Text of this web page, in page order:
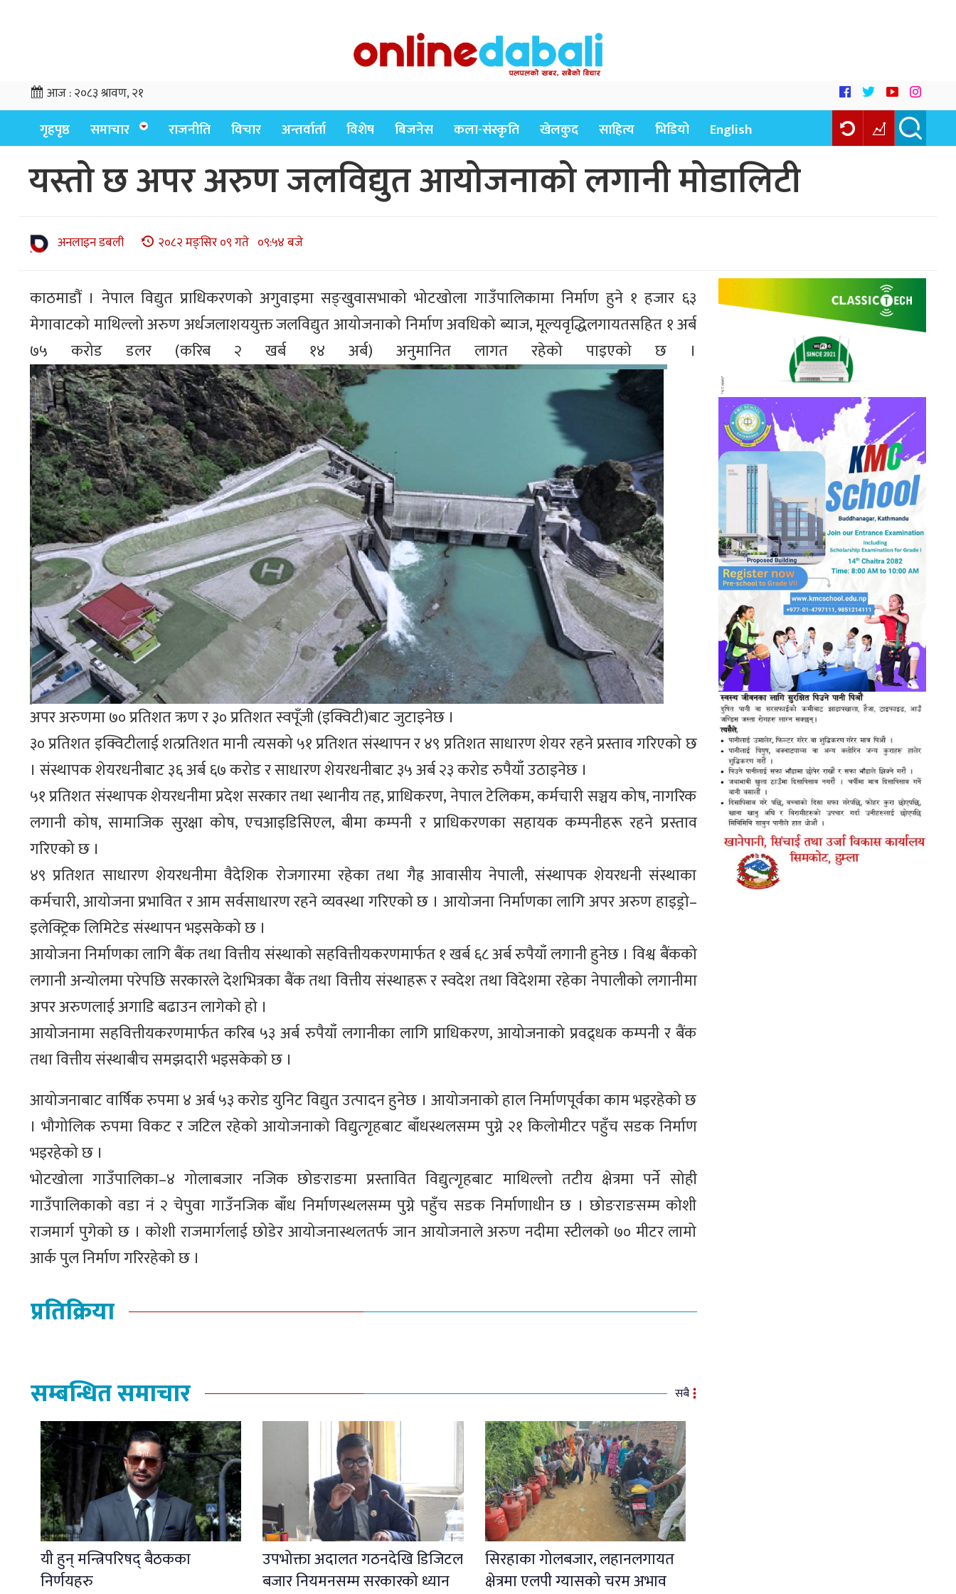
आज :२०८३ श्रावण, २१
गृहपृष्ठ समाचार राजनीति विचार अन्तर्वार्ता विशेष बिजनेस कला-संस्कृति खेलकुद साहित्य भिडियो English
यस्तो छ अपर अरुण जलविद्युत आयोजनाको लगानी मोडालिटी
अनलाइन डबली २०८२ मङ्सिर ०९ गते ०९:५४ बजे
काठमाडौं । नेपाल विद्युत प्राधिकरणको अगुवाइमा सङ्खुवासभाको भोटखोला गाउँपालिकामा निर्माण हुने १ हजार ६३
मेगावाटको माथिल्लो अरुण अर्धजलाशययुक्त जलविद्युत आयोजनाको निर्माण अवधिको ब्याज, मूल्यवृद्धिलगायतसहित १ अर्ब
७५ करोड डलर (करिब २ खर्ब १४ अर्ब) अनुमानित लागत रहेको पाइएको छ ।
अपर अरुणमा ७० प्रतिशत ऋण र ३० प्रतिशत स्वपूँजी (इक्विटी)बाट जुटाइनेछ ।
३० प्रतिशत इक्विटीलाई शत्प्रतिशत मानी त्यसको ५१ प्रतिशत संस्थापन र ४९ प्रतिशत साधारण शेयर रहने प्रस्ताव गरिएको छ
। संस्थापक शेयरधनीबाट ३६ अर्ब ६७ करोड र साधारण शेयरधनीबाट ३५ अर्ब २३ करोड रुपैयाँ उठाइनेछ ।
५१ प्रतिशत संस्थापक शेयरधनीमा प्रदेश सरकार तथा स्थानीय तह, प्राधिकरण, नेपाल टेलिकम, कर्मचारी सञ्चय कोष, नागरिक
लगानी कोष, सामाजिक सुरक्षा कोष, एचआइडिसिएल, बीमा कम्पनी र प्राधिकरणका सहायक कम्पनीहरू रहने प्रस्ताव
गरिएको छ ।
४९ प्रतिशत साधारण शेयरधनीमा वैदेशिक रोजगारमा रहेका तथा गैह्र आवासीय नेपाली, संस्थापक शेयरधनी संस्थाका
कर्मचारी, आयोजना प्रभावित र आम सर्वसाधारण रहने व्यवस्था गरिएको छ । आयोजना निर्माणका लागि अपर अरुण हाइड्रो–
इलेक्ट्रिक लिमिटेड संस्थापन भइसकेको छ ।
आयोजना निर्माणका लागि बैंक तथा वित्तीय संस्थाको सहवित्तीयकरणमार्फत १ खर्ब ६८ अर्ब रुपैयाँ लगानी हुनेछ । विश्व बैंकको
लगानी अन्योलमा परेपछि सरकारले देशभित्रका बैंक तथा वित्तीय संस्थाहरू र स्वदेश तथा विदेशमा रहेका नेपालीको लगानीमा
अपर अरुणलाई अगाडि बढाउन लागेको हो ।
आयोजनामा सहवित्तीयकरणमार्फत करिब ५३ अर्ब रुपैयाँ लगानीका लागि प्राधिकरण, आयोजनाको प्रवद्र्धक कम्पनी र बैंक
तथा वित्तीय संस्थाबीच समझदारी भइसकेको छ ।
आयोजनाबाट वार्षिक रुपमा ४ अर्ब ५३ करोड युनिट विद्युत उत्पादन हुनेछ । आयोजनाको हाल निर्माणपूर्वका काम भइरहेको छ
। भौगोलिक रुपमा विकट र जटिल रहेको आयोजनाको विद्युत्गृहबाट बाँधस्थलसम्म पुग्ने २१ किलोमीटर पहुँच सडक निर्माण
भइरहेको छ ।
भोटखोला गाउँपालिका–४ गोलाबजार नजिक छोङराङमा प्रस्तावित विद्युत्गृहबाट माथिल्लो तटीय क्षेत्रमा पर्ने सोही
गाउँपालिकाको वडा नं २ चेपुवा गाउँनजिक बाँध निर्माणस्थलसम्म पुग्ने पहुँच सडक निर्माणाधीन छ । छोङराङसम्म कोशी
राजमार्ग पुगेको छ । कोशी राजमार्गलाई छोडेर आयोजनास्थलतर्फ जान आयोजनाले अरुण नदीमा स्टीलको ७० मीटर लामो
आर्क पुल निर्माण गरिरहेको छ ।
प्रतिक्रिया
सम्बन्धित समाचार सबै
यी हुन् मन्त्रिपरिषद् बैठकका
निर्णयहरु
उपभोक्ता अदालत गठनदेखि डिजिटल
बजार नियमनसम्म सरकारको ध्यान
सिरहाका गोलबजार, लहानलगायत
क्षेत्रमा एलपी ग्यासको चरम अभाव